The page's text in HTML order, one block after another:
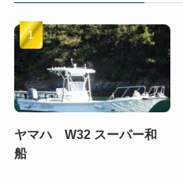
ヤマハ W32 スーパー和
船